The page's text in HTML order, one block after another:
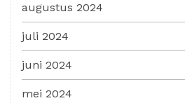
augustus 2024
juli 2024
juni 2024
mei 2024